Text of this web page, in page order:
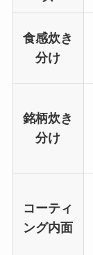
食感炊き
分け
銘柄炊き
分け
コーティ
ング内面